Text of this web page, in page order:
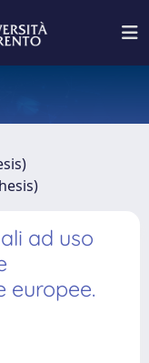
ad uso
europee.